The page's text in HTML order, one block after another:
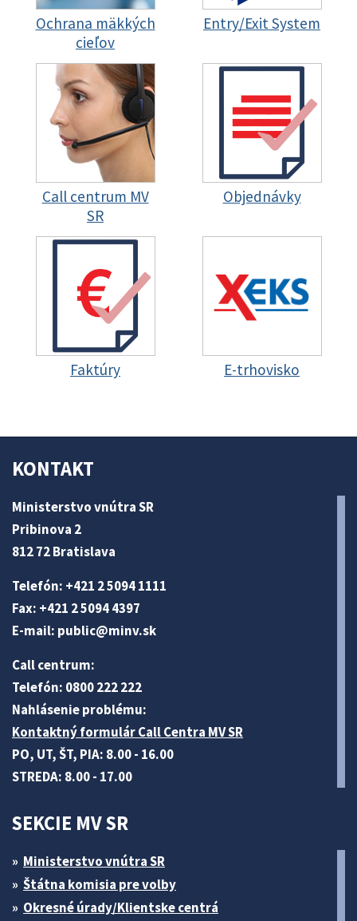
Ochrana mäkkých
cieľov
Entry/Exit System
Call centrum MV
SR
Objednávky
Faktúry E-trhovisko
KONTAKT
Ministerstvo vnútra SR
Pribinova 2
812 72 Bratislava
Telefón: +421 2 5094 1111
Fax: +421 2 5094 4397
E-mail: public@minv.sk
Call centrum:
Telefón: 0800 222 222
Nahlásenie problému:
Kontaktný formulár Call Centra MV SR
PO, UT, ŠT, PIA: 8.00 - 16.00
STREDA: 8.00 - 17.00
SEKCIE MV SR
Ministerstvo vnútra SR
Štátna komisia pre volby
Okresné úrady/Klientske centrá